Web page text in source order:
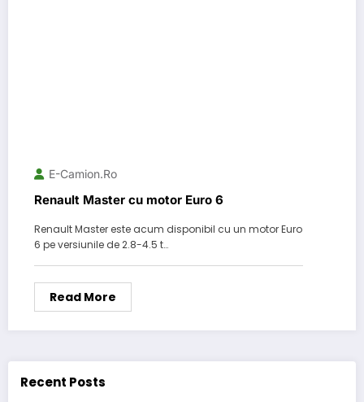
E-Camion.ro
Renault Master cu motor Euro 6
Renault Master este acum disponibil cu un motor Euro
6 pe versiunile de 2.8-4.5 t…
Read More
Recent Posts